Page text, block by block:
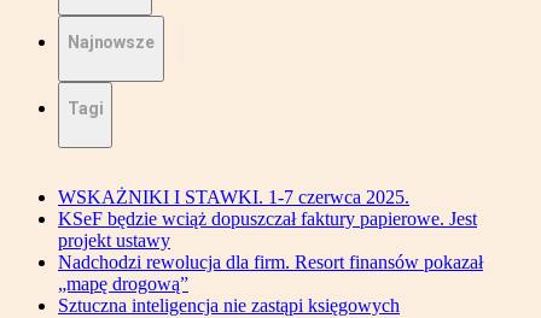
Najnowsze
Tagi
WSKAŻNIKI I STAWKI. 1-7 czerwca 2025.
KSeF będzie wciąż dopuszczał faktury papierowe. Jest
projekt ustawy
Nadchodzi rewolucja dla firm. Resort finansów pokazał
„mapę drogową”
Sztuczna inteligencja nie zastąpi księgowych